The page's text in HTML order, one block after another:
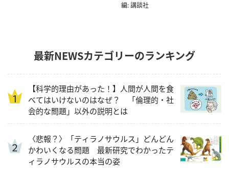
編: 講談社
最新NEWSカテゴリーのランキング
【科学的理由があった！】人間が人間を食
べてはいけないのはなぜ？ 「倫理的・社
会的な問題」以外の説明とは
〈悲報？〉「ティラノサウルス」どんどん
かわいくなる問題 最新研究でわかったテ
ィラノサウルスの本当の姿